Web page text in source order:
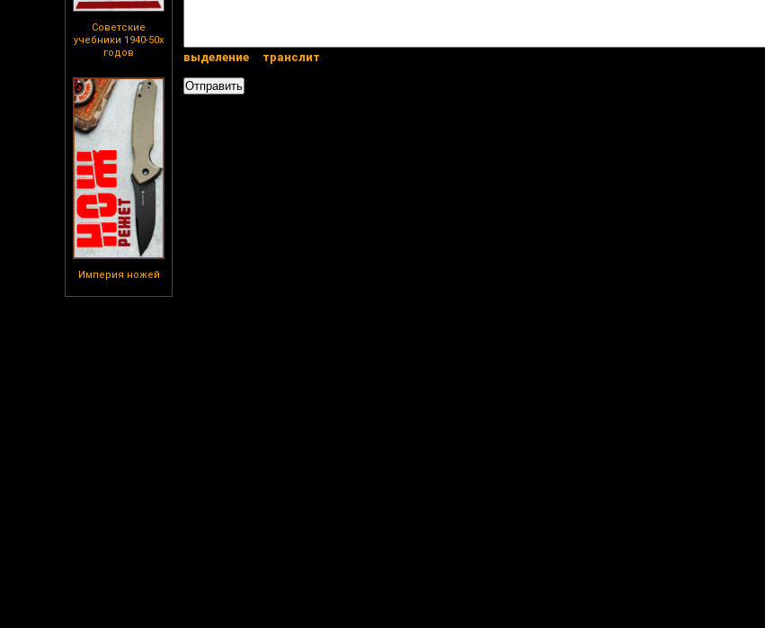
Советские
учебники 1940-50х
годов
Империя ножей
выделение транслит